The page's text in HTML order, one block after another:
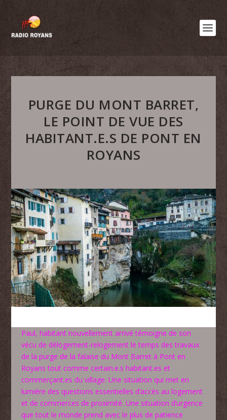
PURGE DU MONT BARRET,
LE POINT DE VUE DES
HABITANT.E.S DE PONT EN
ROYANS
Paul, habitant nouvellement arrivé témoigne de son
vécu de délogement-relogement le temps des travaux
de la purge de la falaise du Mont Barret à Pont en
Royans tout comme certain.e.shabitant.es et
commerçant.es du village. Une situation qui met en
lumière des questions essentielles d’accès au logement
et de commerces de proximité. Une situation d’urgence
que tout le monde prend avec le plus de patience